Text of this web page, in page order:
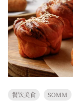
餐饮美食 SOMM